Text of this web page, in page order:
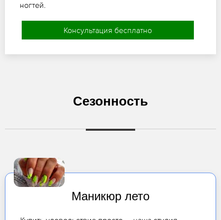
ногтей.
Консультация бесплатно
Сезонность
Маникюр лето